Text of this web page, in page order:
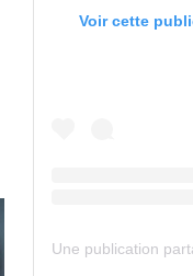
Voir cette